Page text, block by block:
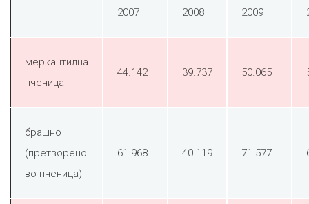
2007 2008 2009
меркантилна
пченица
44.142 39.737 50.065
брашно
(претворено
во пченица)
61.968 40.119 71.577